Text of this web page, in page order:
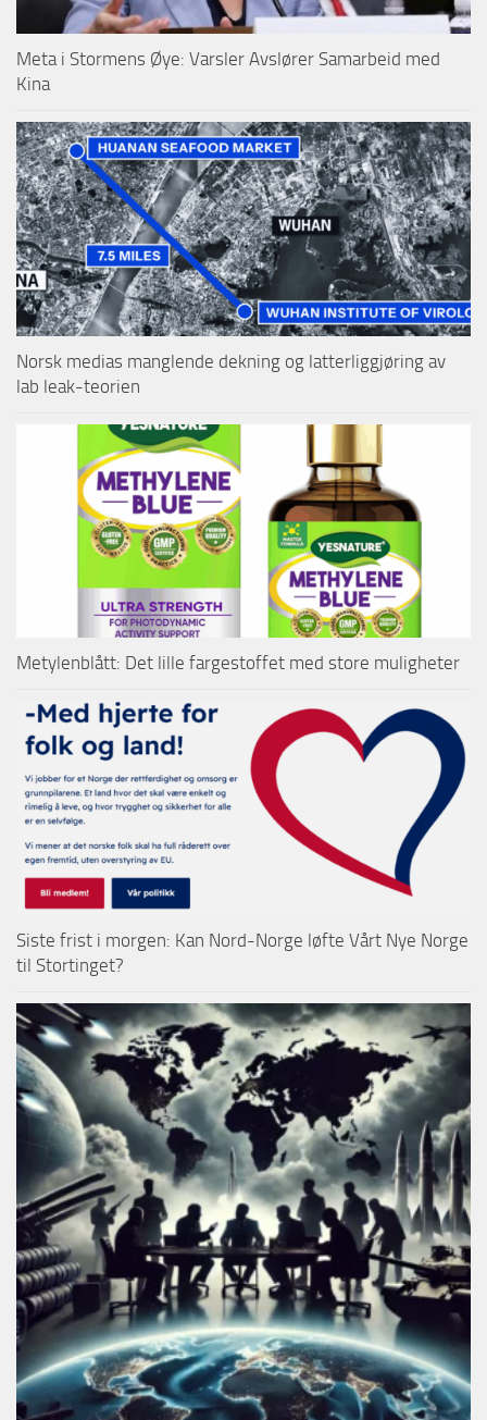
Meta i Stormens Øye: Varsler Avslører Samarbeid med
Kina
Norsk medias manglende dekning og latterliggjøring av
lab leak-teorien
Metylenblått: Det lille fargestoffet med store muligheter
Siste frist i morgen: Kan Nord-Norge løfte Vårt Nye Norge
til Stortinget?